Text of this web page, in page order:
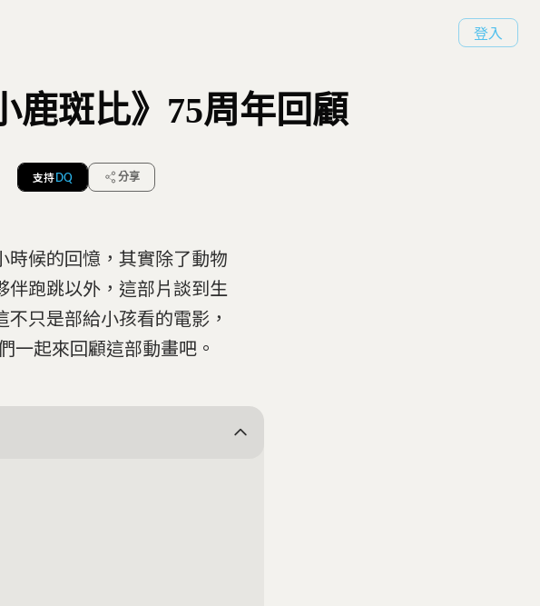
登入
鹿斑比》75周年回顧
支持 DQ 分享
候的回憶，其實除了動物
伴跑跳以外，這部片談到生
只是部給小孩看的電影，
一起來回顧這部動畫吧。